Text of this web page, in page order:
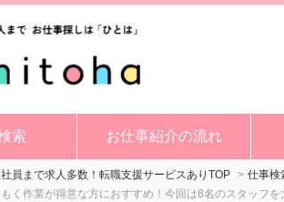
索 お仕事紹介の流れ
社員まで求人多数！転職支援サービスありTOP 仕事検
く作業が得意な方におすすめ！今回は8名のスタッフ